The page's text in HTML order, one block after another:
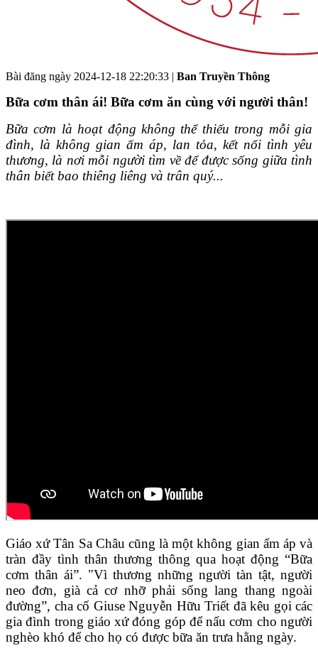
Bài đăng ngày 2024-12-18 22:20:33 | Ban Truyền Thông
Bữa cơm thân ái! Bữa cơm ăn cùng với người thân!
Bữa cơm là hoạt động không thể thiếu trong mỗi gia
đình, là không gian ấm áp, lan tỏa, kết nối tình yêu
thương, là nơi mỗi người tìm về để được sống giữa tình
thân biết bao thiêng liêng và trân quý...
Giáo xứ Tân Sa Châu cũng là một không gian ấm áp và
tràn đầy tình thân thương thông qua hoạt động “Bữa
cơm thân ái”. "Vì thương những người tàn tật, người
neo đơn, già cả cơ nhỡ phải sống lang thang ngoài
đường”, cha cố Giuse Nguyễn Hữu Triết đã kêu gọi các
gia đình trong giáo xứ đóng góp để nấu cơm cho người
nghèo khó để cho họ có được bữa ăn trưa hằng ngày.